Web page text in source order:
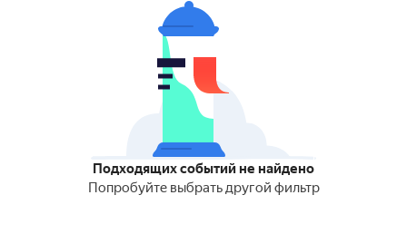
Подходящих событий не найдено
Попробуйте выбрать другой фильтр